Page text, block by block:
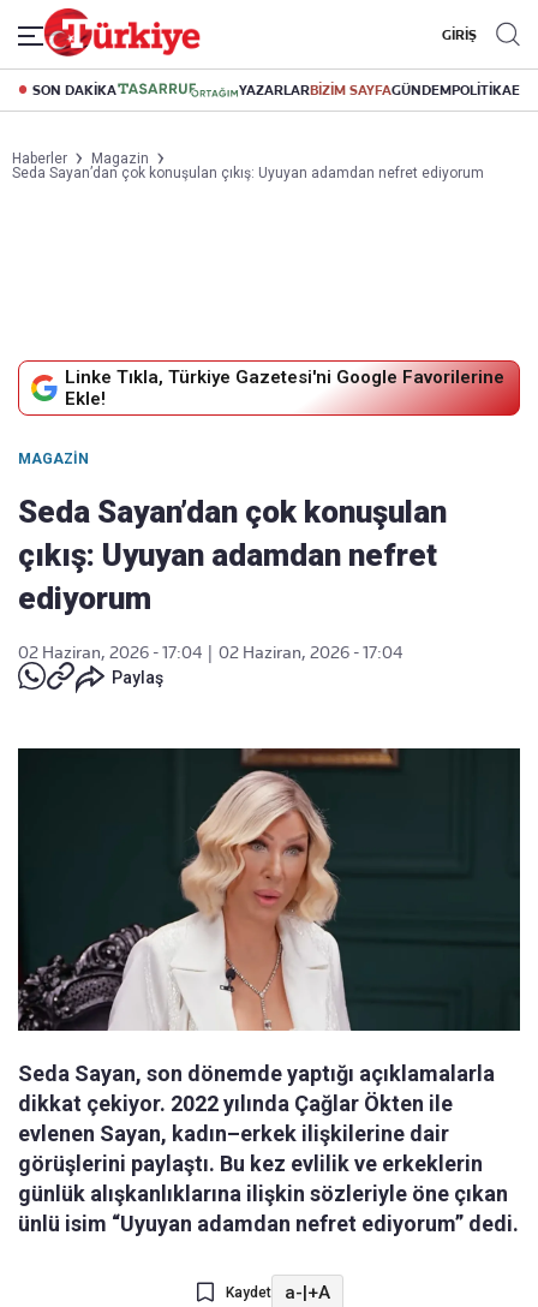
GİRİŞ
SON DAKİKA YAZARLARBİZİM SAYFAGÜNDEMPOLİTİKA
Haberler
Magazin
Seda Sayan’dan çok konuşulan çıkış: Uyuyan adamdan nefret ediyorum
Linke Tıkla, Türkiye Gazetesi'ni Google Favorilerine
Ekle!
MAGAZIN
Seda Sayan’dan çok konuşulan
çıkış: Uyuyan adamdan nefret
ediyorum
02 Haziran, 2026 - 17:04
02 Haziran, 2026 - 17:04
Paylaş
Seda Sayan, son dönemde yaptığı açıklamalarla
dikkat çekiyor. 2022 yılında Çağlar Ökten ile
evlenen Sayan, kadın–erkek ilişkilerine dair
görüşlerini paylaştı. Bu kez evlilik ve erkeklerin
günlük alışkanlıklarına ilişkin sözleriyle öne çıkan
ünlü isim “Uyuyan adamdan nefret ediyorum” dedi.
Kaydet a-|+A